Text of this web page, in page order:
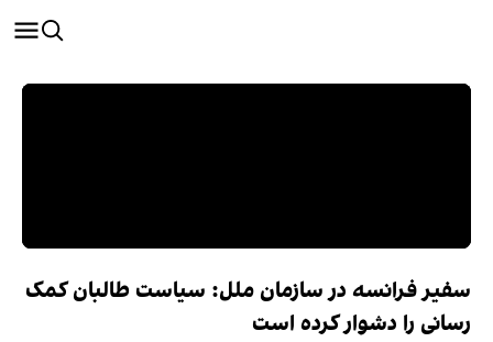
سفیر فرانسه در سازمان ملل: سیاست طالبان کمک
رسانی را دشوار کرده است